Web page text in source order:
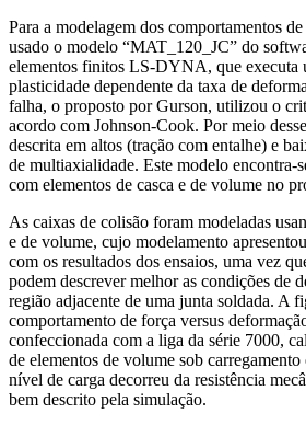
Para a modelagem dos comportamentos
usado o modelo “MAT_120_JC” do
elementos finitos LS-DYNA, que executa
plasticidade dependente da taxa de
falha, o proposto por Gurson, utilizou o
acordo com Johnson-Cook. Por meio
descrita em altos (tração com entalhe) e
de multiaxialidade. Este modelo encontra-
com elementos de casca e de volume no
As caixas de colisão foram modeladas
e de volume, cujo modelamento
com os resultados dos ensaios, uma vez
podem descrever melhor as condições de
região adjacente de uma junta soldada. A
comportamento de força versus
confeccionada com a liga da série 7000,
de elementos de volume sob
nível de carga decorreu da resistência
bem descrito pela simulação.